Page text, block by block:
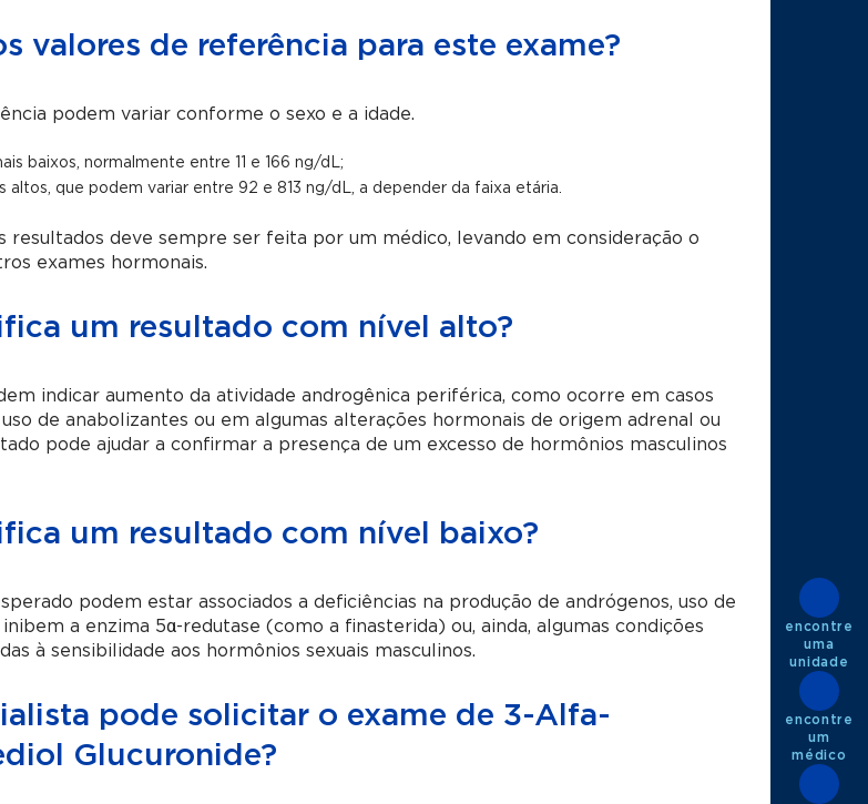
valores de referência para este exame?
podem variar conforme o sexo e a idade.
baixos, normalmente entre 11 e 166 ng/dL;
altos, que podem variar entre 92 e 813 ng/dL, a depender da faixa etária.
resultados deve sempre ser feita por um médico, levando em consideração o
exames hormonais.
um resultado com nível alto?
indicar aumento da atividade androgênica periférica, como ocorre em casos
uso de anabolizantes ou em algumas alterações hormonais de origem adrenal ou
pode ajudar a confirmar a presença de um excesso de hormônios masculinos
um resultado com nível baixo?
podem estar associados a deficiências na produção de andrógenos, uso de
a enzima 5α-redutase (como a finasterida) ou, ainda, algumas condições
à sensibilidade aos hormônios sexuais masculinos.
pode solicitar o exame de 3-Alfa-
Glucuronide?
encontre
uma
unidade
encontre
um
médico